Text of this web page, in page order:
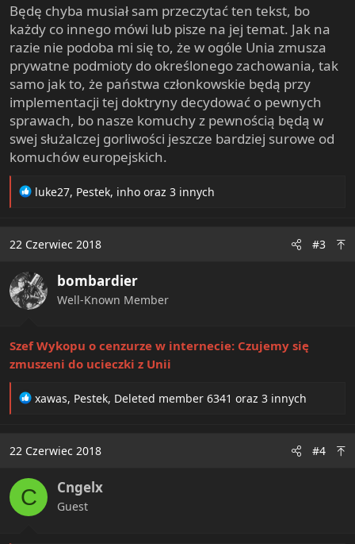
Będę chyba musiał sam przeczytać ten tekst, bo
każdy co innego mówi lub pisze na jej temat. Jak na
razie nie podoba mi się to, że w ogóle Unia zmusza
prywatne podmioty do określonego zachowania, tak
samo jak to, że państwa członkowskie będą przy
implementacji tej doktryny decydować o pewnych
sprawach, bo nasze komuchy z pewnością będą w
swej służalczej gorliwości jeszcze bardziej surowe od
komuchów europejskich.
R
t
o
n
s
luke27, Pestek, inho oraz 3 innych
22 Czerwiec 2018 #3
bombardier
Well-Known Member
Szef Wykopu o cenzurze w internecie: Czujemy się
zmuszeni do ucieczki z Unii
R
t
o
n
s
xawas, Pestek, Deleted member 6341 oraz 3 innych
22 Czerwiec 2018 #4
C Cngelx
Guest